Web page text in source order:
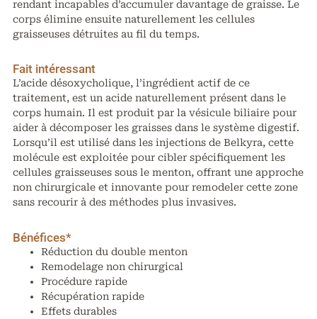
rendant incapables d’accumuler davantage de graisse. Le
corps élimine ensuite naturellement les cellules
graisseuses détruites au fil du temps.
Fait intéressant
L’acide désoxycholique, l’ingrédient actif de ce
traitement, est un acide naturellement présent dans le
corps humain. Il est produit par la vésicule biliaire pour
aider à décomposer les graisses dans le système digestif.
Lorsqu’il est utilisé dans les injections de Belkyra, cette
molécule est exploitée pour cibler spécifiquement les
cellules graisseuses sous le menton, offrant une approche
non chirurgicale et innovante pour remodeler cette zone
sans recourir à des méthodes plus invasives.
Bénéfices*
Réduction du double menton
Remodelage non chirurgical
Procédure rapide
Récupération rapide
Effets durables